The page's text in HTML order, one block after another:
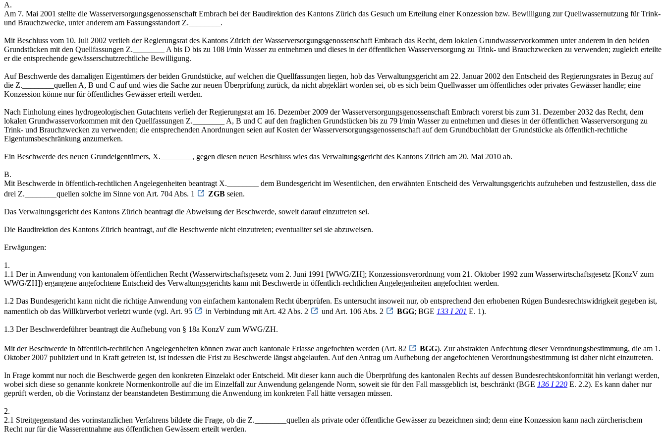
A.
Am 7. Mai 2001 stellte die Wasserversorgungsgenossenschaft Embrach bei der Baudirektion des Kantons Zürich das Gesuch um Erteilung einer Konzession bzw. Bewilligung zur Quellwassernutzung für Trink-
und Brauchzwecke, unter anderem am Fassungsstandort Z.________.
Mit Beschluss vom 10. Juli 2002 verlieh der Regierungsrat des Kantons Zürich der Wasserversorgungsgenossenschaft Embrach das Recht, dem lokalen Grundwasservorkommen unter anderem in den beiden
Grundstücken mit den Quellfassungen Z.________ A bis D bis zu 108 l/min Wasser zu entnehmen und dieses in der öffentlichen Wasserversorgung zu Trink- und Brauchzwecken zu verwenden; zugleich erteilte
er die entsprechende gewässerschutzrechtliche Bewilligung.
Auf Beschwerde des damaligen Eigentümers der beiden Grundstücke, auf welchen die Quellfassungen liegen, hob das Verwaltungsgericht am 22. Januar 2002 den Entscheid des Regierungsrates in Bezug auf
die Z.________quellen A, B und C auf und wies die Sache zur neuen Überprüfung zurück, da nicht abgeklärt worden sei, ob es sich beim Quellwasser um öffentliches oder privates Gewässer handle; eine
Konzession könne nur für öffentliches Gewässer erteilt werden.
Nach Einholung eines hydrogeologischen Gutachtens verlieh der Regierungsrat am 16. Dezember 2009 der Wasserversorgungsgenossenschaft Embrach vorerst bis zum 31. Dezember 2032 das Recht, dem
lokalen Grundwasservorkommen mit den Quellfassungen Z.________ A, B und C auf den fraglichen Grundstücken bis zu 79 l/min Wasser zu entnehmen und dieses in der öffentlichen Wasserversorgung zu
Trink- und Brauchzwecken zu verwenden; die entsprechenden Anordnungen seien auf Kosten der Wasserversorgungsgenossenschaft auf dem Grundbuchblatt der Grundstücke als öffentlich-rechtliche
Eigentumsbeschränkung anzumerken.
Ein Beschwerde des neuen Grundeigentümers, X.________, gegen diesen neuen Beschluss wies das Verwaltungsgericht des Kantons Zürich am 20. Mai 2010 ab.
B.
Mit Beschwerde in öffentlich-rechtlichen Angelegenheiten beantragt X.________ dem Bundesgericht im Wesentlichen, den erwähnten Entscheid des Verwaltungsgerichts aufzuheben und festzustellen, dass die
drei Z.________quellen solche im Sinne von Art. 704 Abs. 1
ZGB seien.
Das Verwaltungsgericht des Kantons Zürich beantragt die Abweisung der Beschwerde, soweit darauf einzutreten sei.
Die Baudirektion des Kantons Zürich beantragt, auf die Beschwerde nicht einzutreten; eventualiter sei sie abzuweisen.
Erwägungen:
1.
1.1 Der in Anwendung von kantonalem öffentlichen Recht (Wasserwirtschaftsgesetz vom 2. Juni 1991 [WWG/ZH]; Konzessionsverordnung vom 21. Oktober 1992 zum Wasserwirtschaftsgesetz [KonzV zum
WWG/ZH]) ergangene angefochtene Entscheid des Verwaltungsgerichts kann mit Beschwerde in öffentlich-rechtlichen Angelegenheiten angefochten werden.
1.2 Das Bundesgericht kann nicht die richtige Anwendung von einfachem kantonalem Recht überprüfen. Es untersucht insoweit nur, ob entsprechend den erhobenen Rügen Bundesrechtswidrigkeit gegeben ist,
namentlich ob das Willkürverbot verletzt wurde (vgl. Art. 95
in Verbindung mit Art. 42 Abs. 2 und Art. 106 Abs. 2 BGG; BGE 133 I 201 E. 1).
1.3 Der Beschwerdeführer beantragt die Aufhebung von § 18a KonzV zum WWG/ZH.
Mit der Beschwerde in öffentlich-rechtlichen Angelegenheiten können zwar auch kantonale Erlasse angefochten werden (Art. 82 BGG). Zur abstrakten Anfechtung dieser Verordnungsbestimmung, die am 1.
Oktober 2007 publiziert und in Kraft getreten ist, ist indessen die Frist zu Beschwerde längst abgelaufen. Auf den Antrag um Aufhebung der angefochtenen Verordnungsbestimmung ist daher nicht einzutreten.
In Frage kommt nur noch die Beschwerde gegen den konkreten Einzelakt oder Entscheid. Mit dieser kann auch die Überprüfung des kantonalen Rechts auf dessen Bundesrechtskonformität hin verlangt werden,
wobei sich diese so genannte konkrete Normenkontrolle auf die im Einzelfall zur Anwendung gelangende Norm, soweit sie für den Fall massgeblich ist, beschränkt (BGE 136 I 220 E. 2.2). Es kann daher nur
geprüft werden, ob die Vorinstanz der beanstandeten Bestimmung die Anwendung im konkreten Fall hätte versagen müssen.
2.
2.1 Streitgegenstand des vorinstanzlichen Verfahrens bildete die Frage, ob die Z.________quellen als private oder öffentliche Gewässer zu bezeichnen sind; denn eine Konzession kann nach zürcherischem
Recht nur für die Wasserentnahme aus öffentlichen Gewässern erteilt werden.